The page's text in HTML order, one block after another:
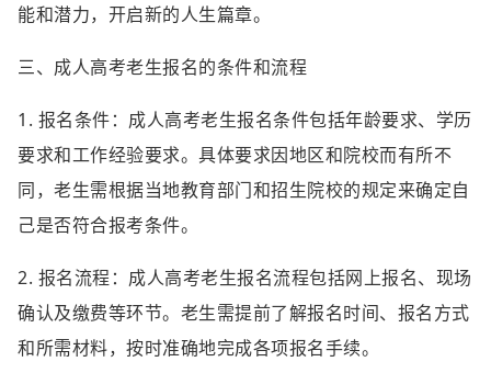
能和潜力，开启新的人生篇章。
三、成人高考老生报名的条件和流程
1. 报名条件：成人高考老生报名条件包括年龄要求、学历
要求和工作经验要求。具体要求因地区和院校而有所不
同，老生需根据当地教育部门和招生院校的规定来确定自
己是否符合报考条件。
2. 报名流程：成人高考老生报名流程包括网上报名、现场
确认及缴费等环节。老生需提前了解报名时间、报名方式
和所需材料，按时准确地完成各项报名手续。